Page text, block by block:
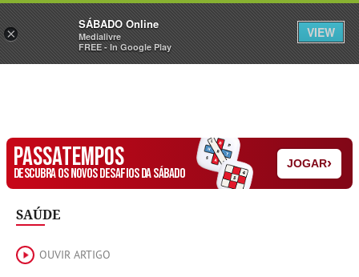
Sábado Assine Iniciar Sessão
PASSATEMPOS
DESCUBRA OS NOVOS DESAFIOS DA SÁBADO
JOGAR›
SAÚDE
OUVIR ARTIGO
×
SÁBADO Online
Medialivre
FREE - In Google Play
VIEW